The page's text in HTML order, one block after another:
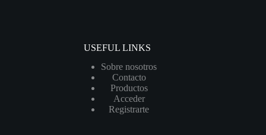
USEFUL LINKS
Sobre nosotros
Contacto
Productos
Acceder
Registrarte